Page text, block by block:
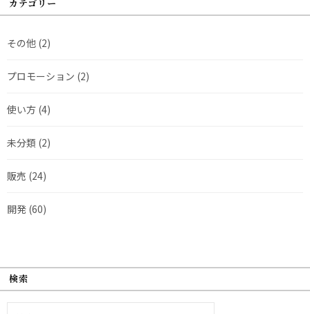
カテゴリー
その他 (2)
プロモーション (2)
使い方 (4)
未分類 (2)
販売 (24)
開発 (60)
検索